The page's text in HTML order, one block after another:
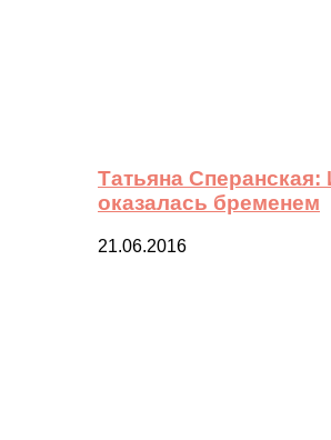
Татьяна Сперанская:
оказалась бременем
21.06.2016